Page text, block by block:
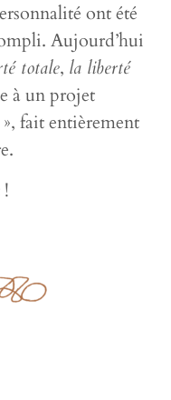
ont été
Aujourd’hui
totale, la liberté
à un projet
fait entièrement